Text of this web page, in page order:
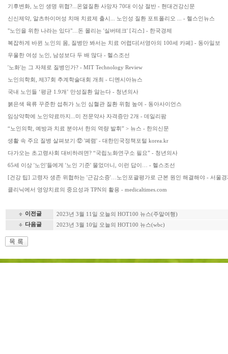
기후변화, 노인 생명 위협?...온열질환 사망자 70대 이상 절반 - 현대건강신문
신신제약, 알츠하이머성 치매 치료제 출시... 노인성 질환 포트폴리오 ... - 헬스인뉴스
"노인을 위한 나라는 있다"…돈 몰리는 '실버테크' [긱스] - 한국경제
복잡하게 바뀐 노인의 몸, 질병만 봐서는 치료 어렵다[서영아의 100세 카페] - 동아일보
우울한 여성 노인, 남성보다 두 배 많다 - 헬스조선
'노화'는 그 자체로 질병인가? - MIT Technology Review
노인의학회, 제37회 추계학술대회 개최 - 디멘시아뉴스
국내 노인들 ‘평균 1.9개’ 만성질환 앓는다 - 청년의사
붉은색 육류 꾸준한 섭취가 노인 심혈관 질환 위험 높여 - 동아사이언스
임상약학에 노인약료까지...미 전문약사 자격증만 2개 - 데일리팜
“노인의학, 예방과 치료 분야서 한의 역량 발휘” > 뉴스 - 한의신문
생활 속 주요 질병 살펴보기 ⑫ '폐렴' - 대한민국정책포털 korea.kr
다가오는 초고령사회 대비하려면? “국립노화연구소 필요” - 청년의사
65세 이상 '노인'들에게 '노인 기준' 물었더니, 이런 답이… - 헬스조선
[건강 팁] 고령자 생존 위협하는 '근감소증'…노인포괄평가로 근본 원인 해결해야 - 서울
클리닉에서 영양치료의 중요성과 TPN의 활용 - medicaltimes.com
이전글
2023년 3월 11일 오늘의 HOT100 뉴스(주말여행)
다음글
2023년 3월 10일 오늘의 HOT100 뉴스(wbc)